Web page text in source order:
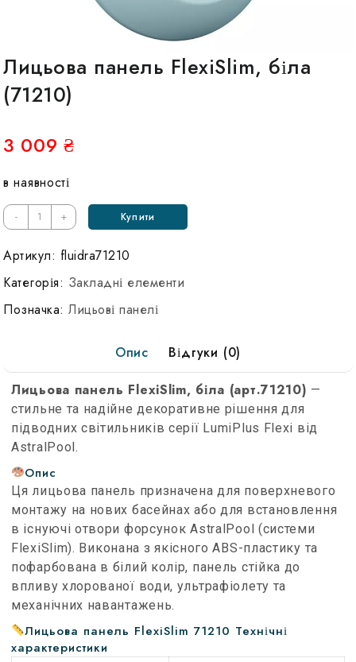
Лицьова панель FlexiSlim, біла
(71210)
3 009₴
в наявності
- + Купити
Артикул: fluidra71210
Категорія: Закладні елементи
Позначка: Лицьові панелі
Опис Відгуки (0)
Лицьова панель FlexiSlim, біла (арт.71210) —
стильне та надійне декоративне рішення для
підводних світильників серії LumiPlus Flexi від
AstralPool.
Опис
Ця лицьова панель призначена для поверхневого
монтажу на нових басейнах або для встановлення
в існуючі отвори форсунок AstralPool (системи
FlexiSlim). Виконана з якісного ABS-пластику та
пофарбована в білий колір, панель стійка до
впливу хлорованої води, ультрафіолету та
механічних навантажень.
Лицьова панель FlexiSlim 71210 Технічні
характеристики